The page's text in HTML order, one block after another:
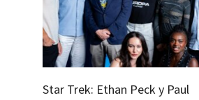
Star Trek: Ethan Peck y Paul